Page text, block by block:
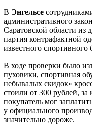
В Энгельсе
административного
Саратовской области из
партия контрафактной
известного спортивного
В ходе проверки было
пуховики, спортивная
небывалых скидок»
стоили от 300 рублей,
покупатель мог
у официального
значительно дороже.